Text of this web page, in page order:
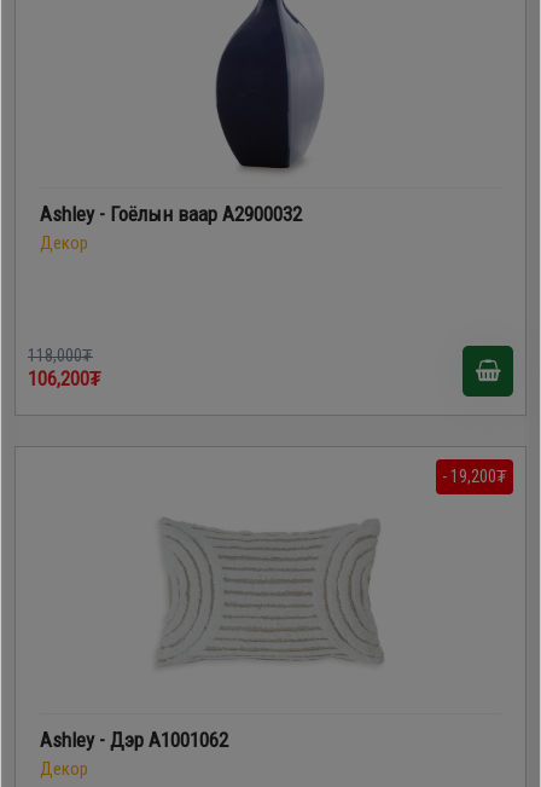
Ashley - Гоёлын ваар A2900032
Декор
118,000₮
106,200₮
- 19,200₮
Ashley - Дэр A1001062
Декор